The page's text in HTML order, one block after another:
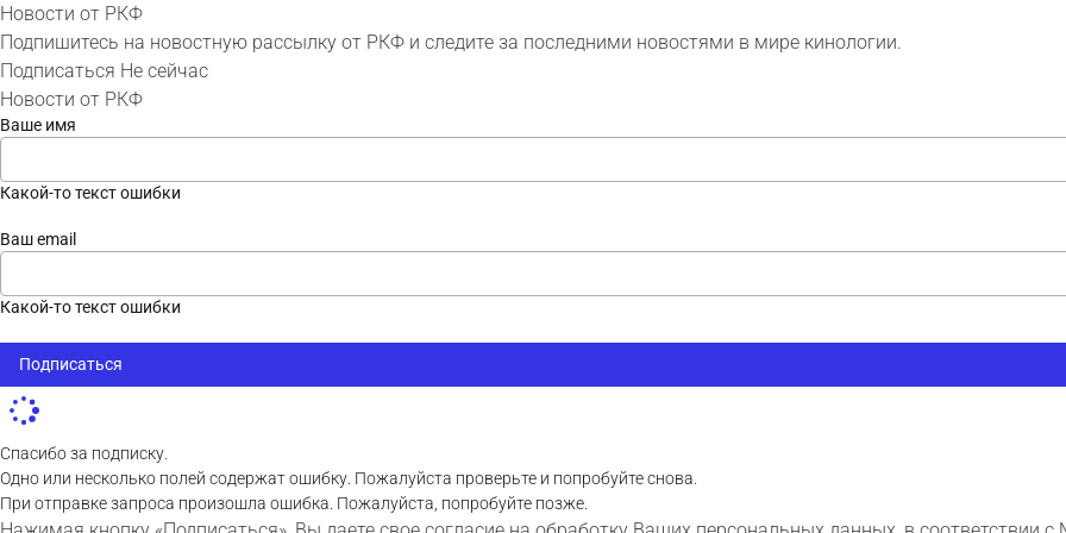
Новости от РКФ
Подпишитесь на новостную рассылку от РКФ и следите за последними новостями в мире кинологии.
Подписаться Не сейчас
Новости от РКФ
Ваше имя
Какой-то текст ошибки
Ваш email
Какой-то текст ошибки
Подписаться
Спасибо за подписку.
Одно или несколько полей содержат ошибку. Пожалуйста проверьте и попробуйте снова.
При отправке запроса произошла ошибка. Пожалуйста, попробуйте позже.